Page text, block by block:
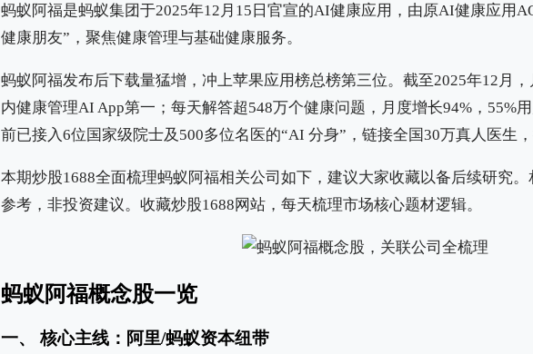
蚂蚁阿福是蚂蚁集团于2025年12月15日官宣的AI健康应用，由原AI健康应用
健康朋友”，聚焦健康管理与基础健康服务。
蚂蚁阿福发布后下载量猛增，冲上苹果应用榜总榜第三位。截至2025年12月
内健康管理AI App第一；每天解答超548万个健康问题，月度增长94%，55%
前已接入6位国家级院士及500多位名医的“AI 分身”，链接全国30万真人医生
本期炒股1688全面梳理蚂蚁阿福相关公司如下，建议大家收藏以备后续研究
参考，非投资建议。收藏炒股1688网站，每天梳理市场核心题材逻辑。
蚂蚁阿福概念股一览
一、 核心主线：阿里/蚂蚁资本纽带